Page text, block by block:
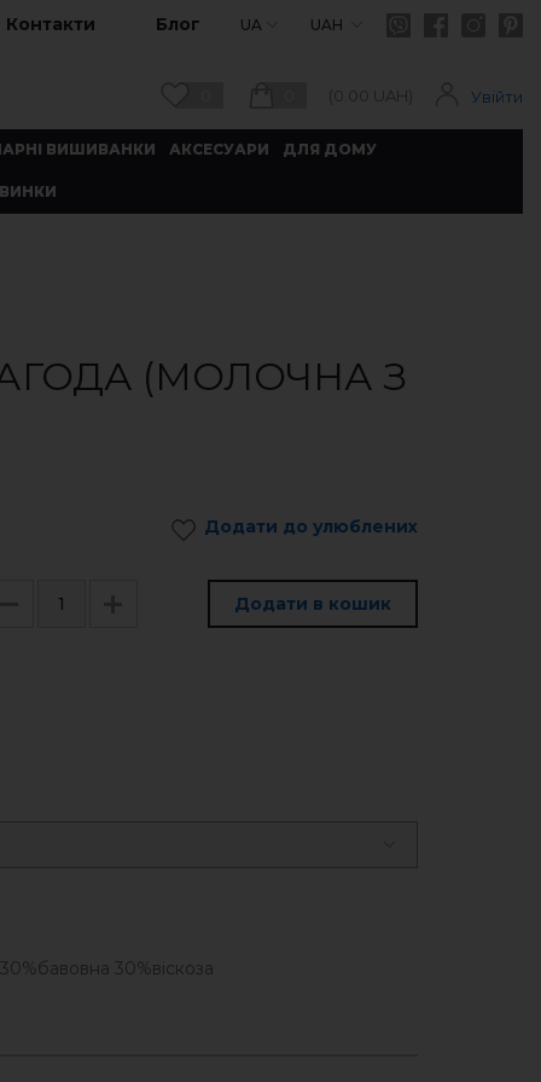
Контакти Блог UA UAH
(0.00 UAH) Увійти
ВИШИВАНКИ АКСЕСУАРИ ДЛЯ ДОМУ
(МОЛОЧНА З
Додати до улюблених
Додати в кошик
30%віскоза